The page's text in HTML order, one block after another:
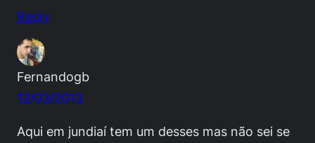
Reply
Fernandogb
12/03/2013
Aqui em jundiaí tem um desses mas não sei se